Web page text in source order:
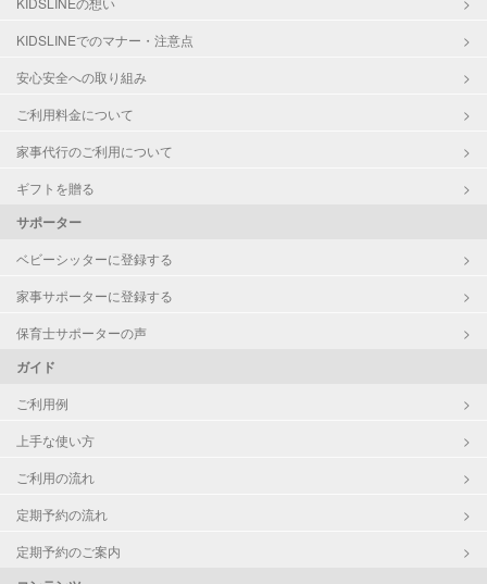
KIDSLINEでのマナー・注意点
安心安全への取り組み
ご利用料金について
家事代行のご利用について
ギフトを贈る
サポーター
ベビーシッターに登録する
家事サポーターに登録する
保育士サポーターの声
ガイド
ご利用例
上手な使い方
ご利用の流れ
定期予約の流れ
定期予約のご案内